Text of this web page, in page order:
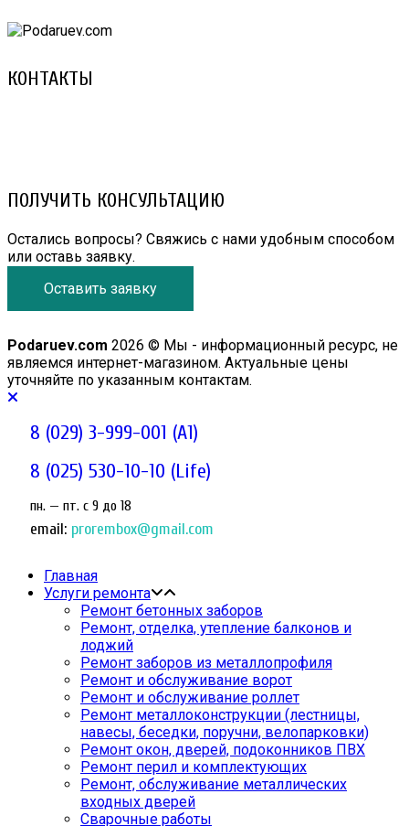
КОНТАКТЫ
ПОЛУЧИТЬ КОНСУЛЬТАЦИЮ
Остались вопросы? Свяжись с нами удобным способом
или оставь заявку.
Оставить заявку
Podaruev.com 2026 © Мы - информационный ресурс, не
являемся интернет-магазином. Актуальные цены
уточняйте по указанным контактам.
8 (029) 3-999-001 (A1)
8 (025) 530-10-10 (Life)
пн. — пт. c 9 до 18
email: prorembox@gmail.com
Главная
Услуги ремонта
Ремонт бетонных заборов
Ремонт, отделка, утепление балконов и
лоджий
Ремонт заборов из металлопрофиля
Ремонт и обслуживание ворот
Ремонт и обслуживание роллет
Ремонт металлоконструкции (лестницы,
навесы, беседки, поручни, велопарковки)
Ремонт окон, дверей, подоконников ПВХ
Ремонт перил и комплектующих
Ремонт, обслуживание металлических
входных дверей
Сварочные работы